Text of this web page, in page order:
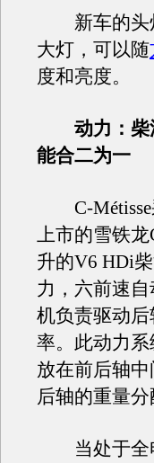
新车的头灯
大灯，可以随
度和亮度。
动力：
能合二为一
C-Métisse
上市的雪铁
升的V6 HDi
力，六前速自
机负责驱动
率。此动力
放在前后轴
后轴的重量分
当处于全电